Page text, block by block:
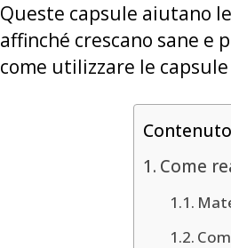
Queste capsule aiutano
affinché crescano sane e
come utilizzare le
Contenuto
Come